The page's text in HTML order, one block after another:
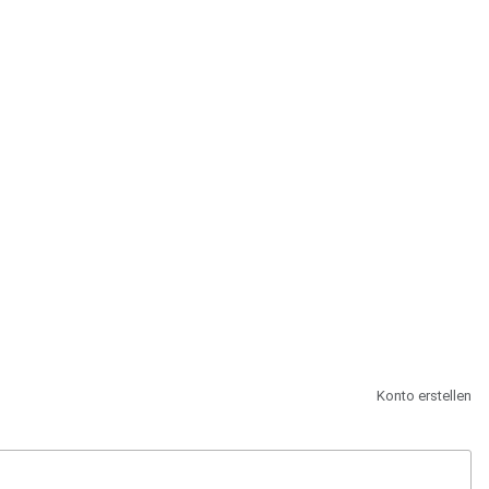
Konto erstellen